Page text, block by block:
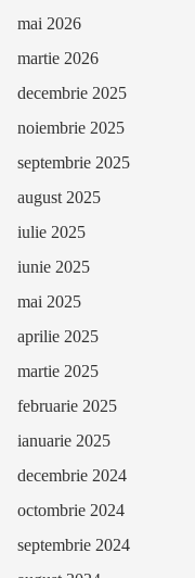
mai 2026
martie 2026
decembrie 2025
noiembrie 2025
septembrie 2025
august 2025
iulie 2025
iunie 2025
mai 2025
aprilie 2025
martie 2025
februarie 2025
ianuarie 2025
decembrie 2024
octombrie 2024
septembrie 2024